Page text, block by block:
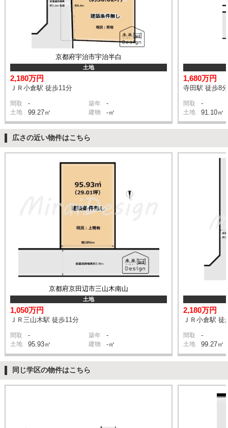
京都府宇治市宇治半白
土地
2,180万円
ＪＲ小倉駅 徒歩11分
間取 - 築年 -
土地 99.27㎡ 建物 -㎡
1,680万円
寺田駅 徒歩8分
間取 -
土地 91.10㎡
広さの近い物件はこちら
京都府京田辺市三山木南山
土地
1,050万円
ＪＲ三山木駅 徒歩11分
間取 - 築年 -
土地 95.93㎡ 建物 -㎡
2,180万円
ＪＲ小倉駅 徒
間取 -
土地 99.27㎡
同じ学区の物件はこちら